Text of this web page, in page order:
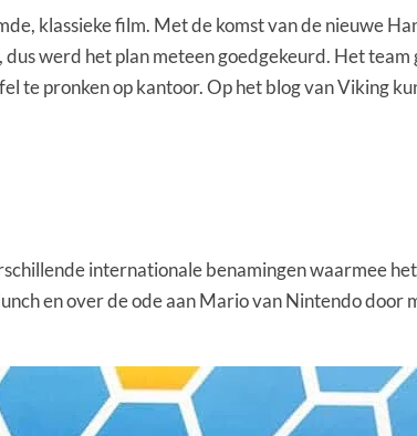
klassieke film. Met de komst van de nieuwe
werd het plan meteen goedgekeurd. Het team
te pronken op kantoor. Op het blog van Viking
internationale benamingen waarmee
en over de ode aan Mario van Nintendo door